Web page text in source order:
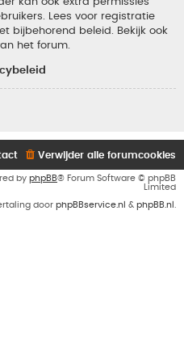
Lees voor registratie
bijbehorend beleid. Bekijk ook
het forum.
Verwijder alle forumcookies
by phpBB® Forum Software © phpBB
Limited
door phpBBservice.nl & phpBB.nl .